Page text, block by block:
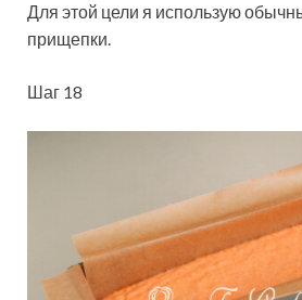
Для этой цели я использую
прищепки.
Шаг 18